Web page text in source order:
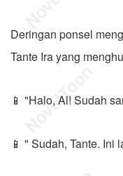
Deringan ponsel
Tante Ira yang
📱 "Halo, Al! Sudah
📱 " Sudah, Tante. Ini